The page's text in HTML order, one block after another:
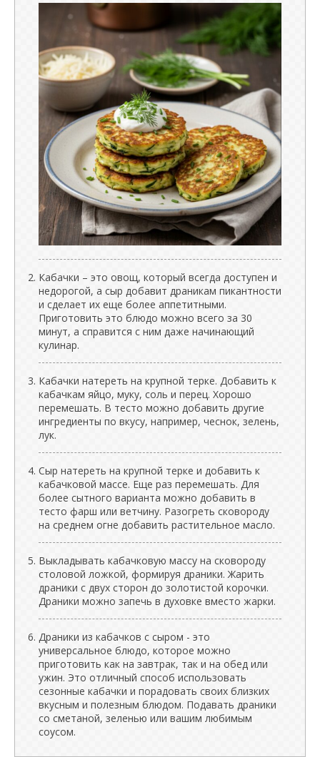
Кабачки – это овощ, который всегда доступен и
недорогой, а сыр добавит драникам пикантности
и сделает их еще более аппетитными.
Приготовить это блюдо можно всего за 30
минут, а справится с ним даже начинающий
кулинар.
Кабачки натереть на крупной терке. Добавить к
кабачкам яйцо, муку, соль и перец. Хорошо
перемешать. В тесто можно добавить другие
ингредиенты по вкусу, например, чеснок, зелень,
лук.
Сыр натереть на крупной терке и добавить к
кабачковой массе. Еще раз перемешать. Для
более сытного варианта можно добавить в
тесто фарш или ветчину. Разогреть сковороду
на среднем огне добавить растительное масло.
Выкладывать кабачковую массу на сковороду
столовой ложкой, формируя драники. Жарить
драники с двух сторон до золотистой корочки.
Драники можно запечь в духовке вместо жарки.
Драники из кабачков с сыром - это
универсальное блюдо, которое можно
приготовить как на завтрак, так и на обед или
ужин. Это отличный способ использовать
сезонные кабачки и порадовать своих близких
вкусным и полезным блюдом. Подавать драники
со сметаной, зеленью или вашим любимым
соусом.